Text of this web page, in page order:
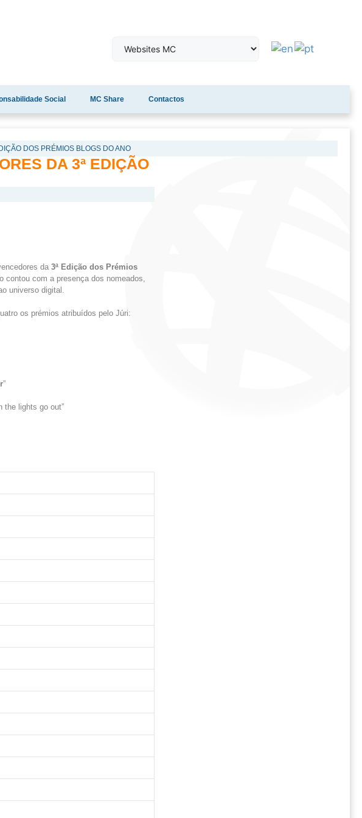
Social MC Share Contactos
DOS PRÉMIOS BLOGS DO ANO
DA 3ª EDIÇÃO
da 3ª Edição dos Prémios
contou com a presença dos nomeados,
universo digital.
os prémios atribuídos pelo Júri:
”
the lights go out”